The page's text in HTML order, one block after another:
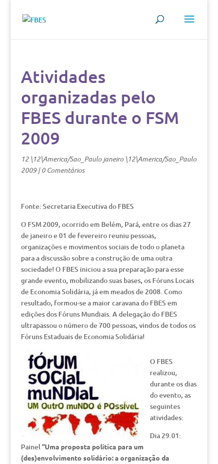
Atividades
organizadas pelo
FBES durante o FSM
2009
12 \12\America/Sao_Paulo janeiro \12\America/Sao_Paulo
2009|0 Comentários
Fonte: Secretaria Executiva do FBES
O FSM 2009, ocorrido em Belém, Pará, entre os dias 27
de janeiro e 01 de fevereiro reuniu pessoas,
organizações e movimentos sociais de todo o planeta
para a discussão sobre a construção de uma outra
sociedade! O FBES iniciou a sua preparação para esse
grande evento, mobilizando suas bases, os Fóruns Locais
de Economia Solidária, já em meados de 2008. Como
resultado, formou-se a maior caravana do FBES em
edições dos Fóruns Mundiais. A delegação do FBES
ultrapassou o número de 700 pessoas, vindos de todos os
Fóruns Estaduais de Economia Solidária!
O FBES
realizou,
durante os dias
do evento, as
seguintes
atividades:
Dia 29.01:
Painel“Uma proposta política para um
(des)envolvimento solidário: a organização da